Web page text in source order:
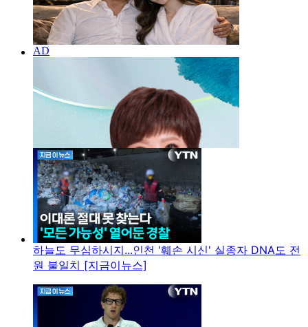
하늘도 무심하시지...인천 '훼손 시신' 실종자 DNA도 전
원 불일치 [지금이뉴스]